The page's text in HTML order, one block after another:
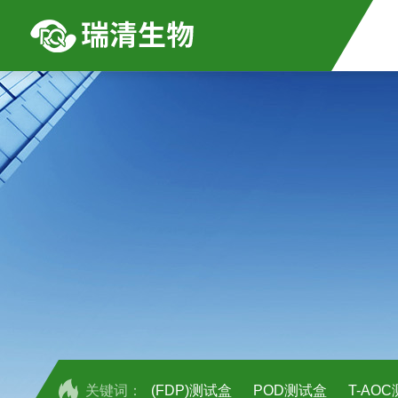
关键词： (FDP)测试盒 POD测试盒 T-AOC